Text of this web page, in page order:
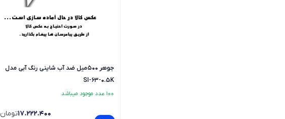
جوهر 500میل ضد آب شاینی رنگ آبی مدل
SI-63-0.5K
100 عدد موجود میباشد
17.222.400تومان